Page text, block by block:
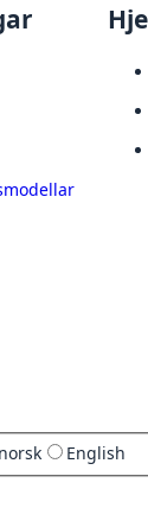
English